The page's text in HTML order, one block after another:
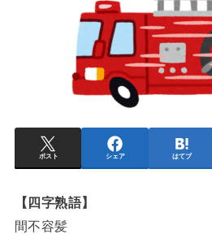
ポスト シェア はてブ
【四字熟語】
間不容髪